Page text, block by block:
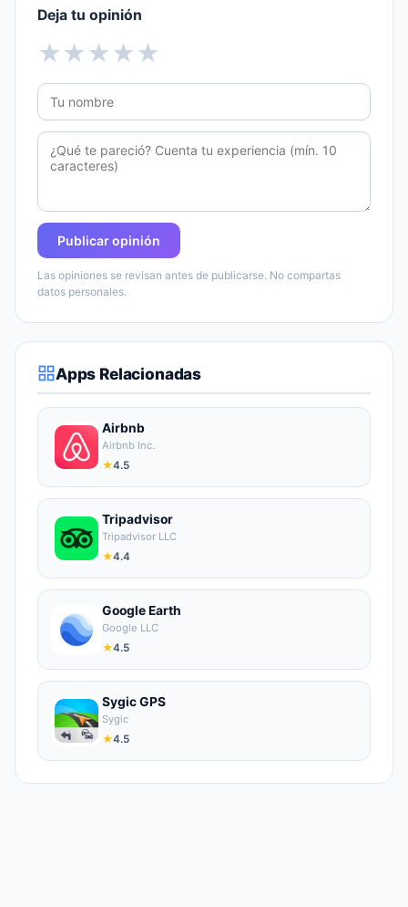
Deja tu opinión
★
★
★
★
★
Publicar opinión
Las opiniones se revisan antes de publicarse. No compartas
datos personales.
Apps Relacionadas
Airbnb
Airbnb Inc.
★4.5
Tripadvisor
Tripadvisor LLC
★4.4
Google Earth
Google LLC
★4.5
Sygic GPS
Sygic
★4.5